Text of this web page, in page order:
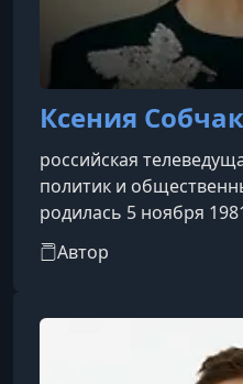
Ксения Собчак
российская
политик и
родилась 5 ноября
(ныне Санкт-
Собчака, первого
Федерации.Широкую
начале 2000-х как
«Дом-2», позже
Автор